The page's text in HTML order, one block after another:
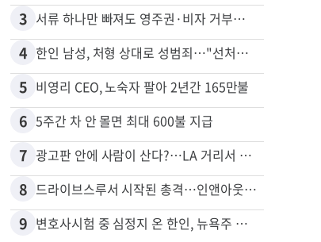
3 서류 하나만 빠져도 영주권·비자 거부…심사관 재량권 대폭 확대
4 한인 남성, 처형 상대로 성범죄…"선처해줬더니 배신자 취급"
5 비영리 CEO, 노숙자 팔아 2년간 165만불
6 5주간 차 안 몰면 최대 600불 지급
7 광고판 안에 사람이 산다?…LA 거리서 화제
8 드라이브스루서 시작된 총격…인앤아웃 참사 영상 공개
9 변호사시험 중 심정지 온 한인, 뉴욕주 제소